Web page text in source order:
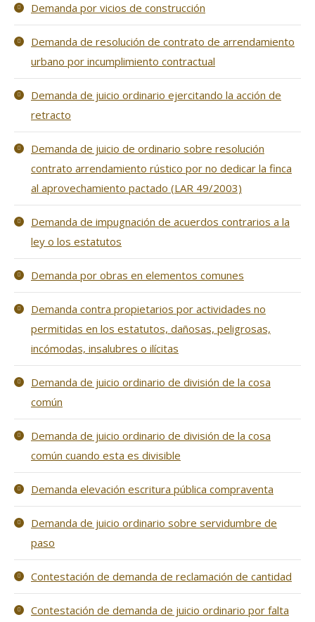
Demanda por vicios de construcción
Demanda de resolución de contrato de arrendamiento
urbano por incumplimiento contractual
Demanda de juicio ordinario ejercitando la acción de
retracto
Demanda de juicio de ordinario sobre resolución
contrato arrendamiento rústico por no dedicar la finca
al aprovechamiento pactado (LAR 49/2003)
Demanda de impugnación de acuerdos contrarios a la
ley o los estatutos
Demanda por obras en elementos comunes
Demanda contra propietarios por actividades no
permitidas en los estatutos, dañosas, peligrosas,
incómodas, insalubres o ilícitas
Demanda de juicio ordinario de división de la cosa
común
Demanda de juicio ordinario de división de la cosa
común cuando esta es divisible
Demanda elevación escritura pública compraventa
Demanda de juicio ordinario sobre servidumbre de
paso
Contestación de demanda de reclamación de cantidad
Contestación de demanda de juicio ordinario por falta